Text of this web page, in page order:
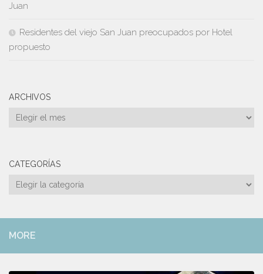
Juan
Residentes del viejo San Juan preocupados por Hotel
propuesto
ARCHIVOS
Archivos
CATEGORÍAS
Categorías
MORE